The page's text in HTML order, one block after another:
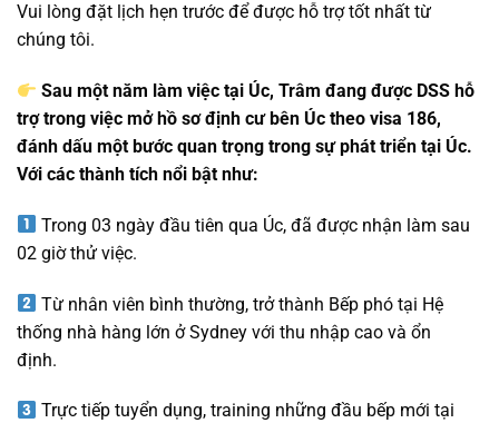
Vui lòng đặt lịch hẹn trước để được hỗ trợ tốt nhất từ
chúng tôi.
Sau một năm làm việc tại Úc, Trâm đang được DSS hỗ
trợ trong việc mở hồ sơ định cư bên Úc theo visa 186,
đánh dấu một bước quan trọng trong sự phát triển tại Úc.
Với các thành tích nổi bật như:
Trong 03 ngày đầu tiên qua Úc, đã được nhận làm sau
02 giờ thử việc.
Từ nhân viên bình thường, trở thành Bếp phó tại Hệ
thống nhà hàng lớn ở Sydney với thu nhập cao và ổn
định.
Trực tiếp tuyển dụng, training những đầu bếp mới tại